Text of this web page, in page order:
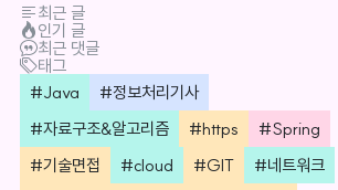
최근 글
인기 글
최근 댓글
태그
Java
정보처리기사
자료구조&알고리즘
https
Spring
기술면접
cloud GIT
네트워크